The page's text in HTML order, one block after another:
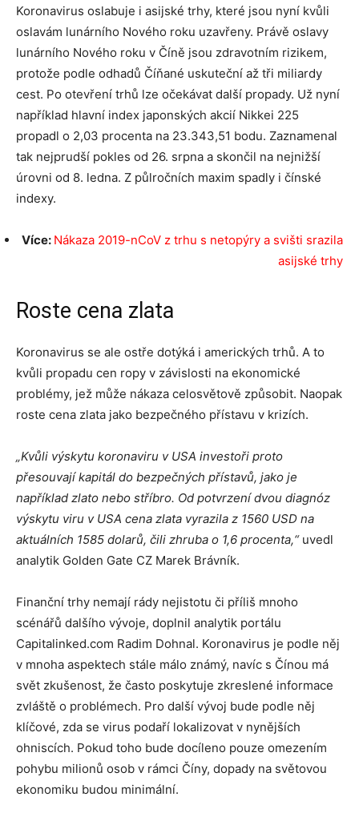
Koronavirus oslabuje i asijské trhy, které jsou nyní kvůli
oslavám lunárního Nového roku uzavřeny. Právě oslavy
lunárního Nového roku v Číně jsou zdravotním rizikem,
protože podle odhadů Číňané uskuteční až tři miliardy
cest. Po otevření trhů lze očekávat další propady. Už nyní
například hlavní index japonských akcií Nikkei 225
propadl o 2,03 procenta na 23.343,51 bodu. Zaznamenal
tak nejprudší pokles od 26. srpna a skončil na nejnižší
úrovni od 8. ledna. Z půlročních maxim spadly i čínské
indexy.
Více: Nákaza 2019-nCoV z trhu s netopýry a svišti srazila
asijské trhy
Roste cena zlata
Koronavirus se ale ostře dotýká i amerických trhů. A to
kvůli propadu cen ropy v závislosti na ekonomické
problémy, jež může nákaza celosvětově způsobit. Naopak
roste cena zlata jako bezpečného přístavu v krizích.
„Kvůli výskytu koronaviru v USA investoři proto
přesouvají kapitál do bezpečných přístavů, jako je
například zlato nebo stříbro. Od potvrzení dvou diagnóz
výskytu viru v USA cena zlata vyrazila z 1560 USD na
aktuálních 1585 dolarů, čili zhruba o 1,6 procenta,“uvedl
analytik Golden Gate CZ Marek Brávník.
Finanční trhy nemají rády nejistotu či příliš mnoho
scénářů dalšího vývoje, doplnil analytik portálu
Capitalinked.com Radim Dohnal. Koronavirus je podle něj
v mnoha aspektech stále málo známý, navíc s Čínou má
svět zkušenost, že často poskytuje zkreslené informace
zvláště o problémech. Pro další vývoj bude podle něj
klíčové, zda se virus podaří lokalizovat v nynějších
ohniscích. Pokud toho bude docíleno pouze omezením
pohybu milionů osob v rámci Číny, dopady na světovou
ekonomiku budou minimální.